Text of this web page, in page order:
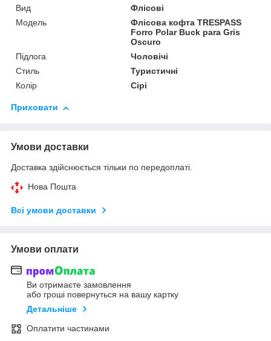
Вид
Флісові
Мoдель
Флісова кофта TRESPASS
Forro Polar Buck para Gris
Oscuro
Підлога
Чоловічі
Стиль
Туристичні
Колір
Сірі
Приховати
Умови доставки
Доставка здійснюється тільки по передоплаті.
Нова Пошта
Всі умови доставки
Умови оплати
Ви отримаєте замовлення
або гроші повернуться на вашу картку
Детальніше
Оплатити частинами